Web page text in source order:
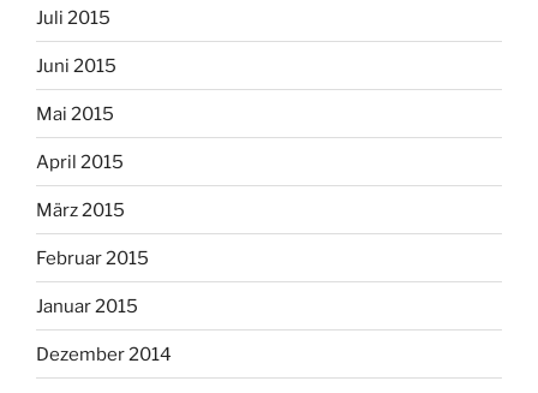
Juli 2015
Juni 2015
Mai 2015
April 2015
März 2015
Februar 2015
Januar 2015
Dezember 2014